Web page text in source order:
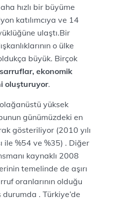
hızlı bir büyüme
katılımcıya ve 14
ulaştı.Bir
o ülke
büyük. Birçok
ekonomik
oluşturuyor.
yüksek
günümüzdeki en
gösteriliyor (2010 yılı
ile %54 ve %35) . Diğer
kaynaklı 2008
temelinde de aşırı
oranlarının olduğu
. Türkiye’de